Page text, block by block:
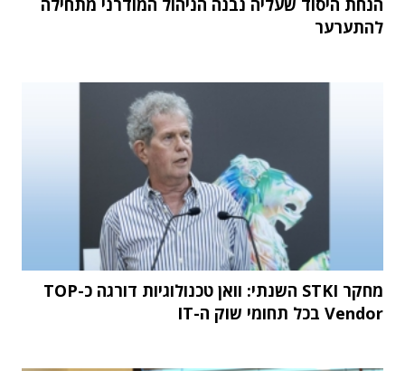
הנחת היסוד שעליה נבנה הניהול המודרני מתחילה
להתערער
מחקר STKI השנתי: וואן טכנולוגיות דורגה כ-TOP
Vendor בכל תחומי שוק ה-IT